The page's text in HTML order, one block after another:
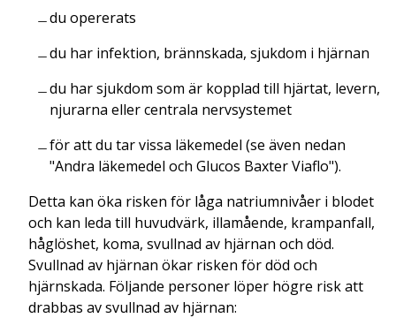
du opererats
du har infektion, brännskada, sjukdom i hjärnan
du har sjukdom som är kopplad till hjärtat, levern,
njurarna eller centrala nervsystemet
för att du tar vissa läkemedel (se även nedan
"Andra läkemedel och Glucos Baxter Viaflo").
Detta kan öka risken för låga natriumnivåer i blodet
och kan leda till huvudvärk, illamående, krampanfall,
håglöshet, koma, svullnad av hjärnan och död.
Svullnad av hjärnan ökar risken för död och
hjärnskada. Följande personer löper högre risk att
drabbas av svullnad av hjärnan: